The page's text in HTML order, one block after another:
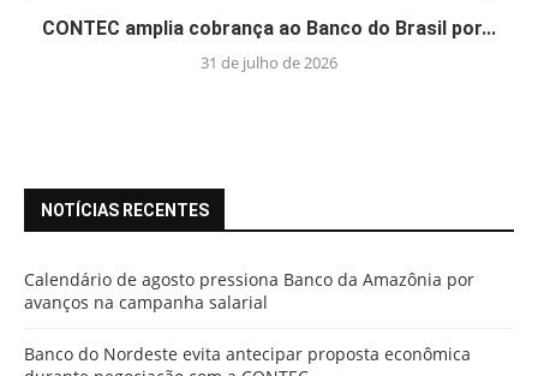
CONTEC amplia cobrança ao Banco do Brasil por...
31 de julho de 2026
NOTÍCIAS RECENTES
Calendário de agosto pressiona Banco da Amazônia por
avanços na campanha salarial
Banco do Nordeste evita antecipar proposta econômica